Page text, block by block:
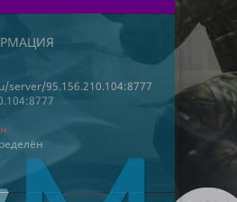
server/95.156.210.104:8777